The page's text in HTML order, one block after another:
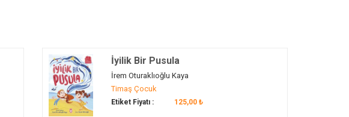
İyilik Bir Pusula
İrem Oturaklıoğlu Kaya
Timaş Çocuk
Etiket Fiyatı : 125,00 ₺